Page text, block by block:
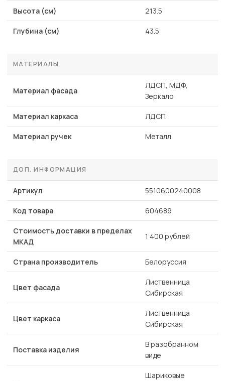
Высота (см) 213.5
Глубина (см) 43.5
МАТЕРИАЛЫ
Материал фасада
ЛДСП, МДФ,
Зеркало
Материал каркаса ЛДСП
Материал ручек Металл
ДОП. ИНФОРМАЦИЯ
Артикул 5510600240008
Код товара 604689
Стоимость доставки в пределах
МКАД
1 400 рублей
Страна производитель Белоруссия
Цвет фасада
Лиственница
Сибирская
Цвет каркаса
Лиственница
Сибирская
Поставка изделия
В разобранном
виде
Шариковые